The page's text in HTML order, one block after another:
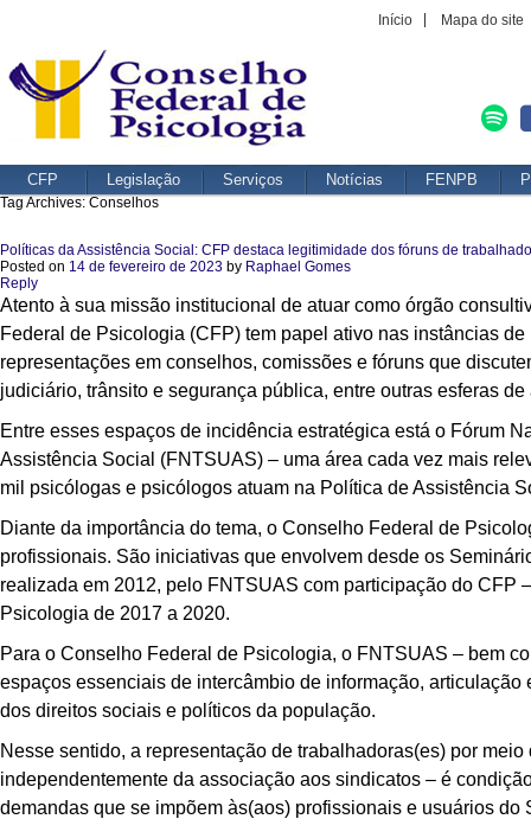
Início Mapa do site
CFP Legislação Serviços Notícias FENPB
Tag Archives: Conselhos
Políticas da Assistência Social: CFP destaca legitimidade dos fóruns de
Posted on 14 de fevereiro de 2023 by Raphael Gomes
Reply
Atento à sua missão institucional de atuar como órgão
Federal de Psicologia (CFP) tem papel ativo nas instâncias
representações em conselhos, comissões e fóruns que
judiciário, trânsito e segurança pública, entre outras esferas de
Entre esses espaços de incidência estratégica está o Fórum
Assistência Social (FNTSUAS) – uma área cada vez mais
mil psicólogas e psicólogos atuam na Política de Assistência
Diante da importância do tema, o Conselho Federal de
profissionais. São iniciativas que envolvem desde os
realizada em 2012, pelo FNTSUAS com participação do CFP
Psicologia de 2017 a 2020.
Para o Conselho Federal de Psicologia, o FNTSUAS – bem
espaços essenciais de intercâmbio de informação,
dos direitos sociais e políticos da população.
Nesse sentido, a representação de trabalhadoras(es) por
independentemente da associação aos sindicatos – é
demandas que se impõem às(aos) profissionais e usuários